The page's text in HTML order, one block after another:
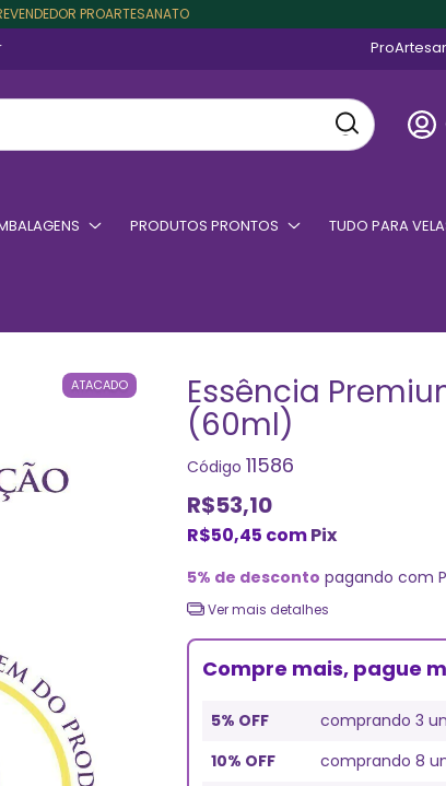
PROARTESANATO
PRODUTOS PRONTOS TUDO PARA
ATACADO Essência
(60ml)
Código 11586
R$53,10
R$50,45 comPix
5% de desconto pagando com
Ver mais detalhes
Compre mais, pague
5% OFF
comprando 3
10% OFF
comprando 8